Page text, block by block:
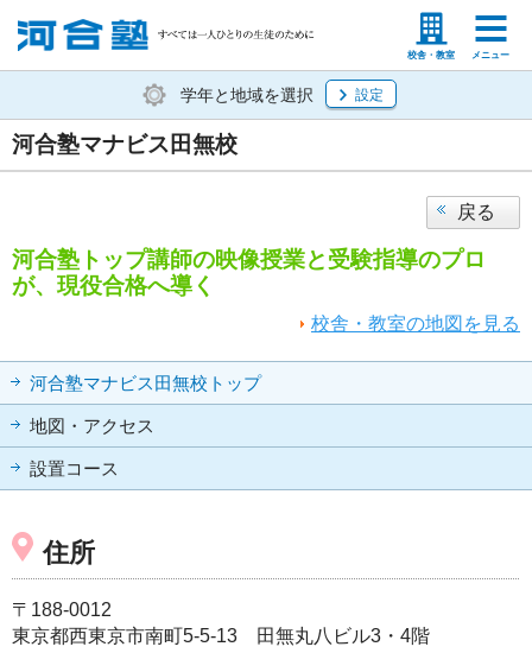
校舎・教室 メニュー
塾生の方 高等学校の先生
学年と地域を選択 設定
河合塾マナビス田無校
戻る
河合塾トップ講師の映像授業と受験指導のプロ
が、現役合格へ導く
校舎・教室の地図を見る
河合塾マナビス田無校トップ
地図・アクセス
設置コース
住所
〒188-0012
東京都西東京市南町5-5-13 田無丸八ビル3・4階